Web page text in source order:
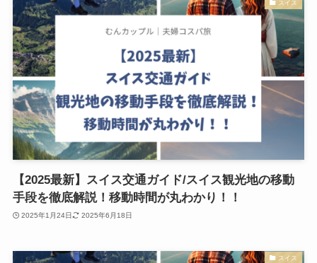
スイス
【2025最新】スイス交通ガイド/スイス観光地の移動
手段を徹底解説！移動時間が丸わかり！！
2025年1月24日 2025年6月18日
スイス